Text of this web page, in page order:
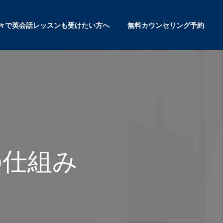
で英会話レッスンも受けたい方へ 無料カウンセリング予約
組み